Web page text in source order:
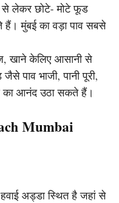
से लेकर छोटे- मोटे फूड
मुंबई का वड़ा पाव सबसे
खाने केलिए आसानी से
पाव भाजी, पानी पूरी,
का आनंद उठा सकते हैं।
Mumbai
हवाई अड्डा स्थित है जहां से